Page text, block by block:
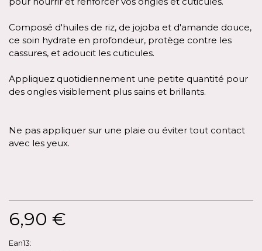
Composé d'huiles de riz, de jojoba et d'amande douce,
ce soin hydrate en profondeur, protège contre les
cassures, et adoucit les cuticules.
Appliquez quotidiennement une petite quantité pour
des ongles visiblement plus sains et brillants.
Ne pas appliquer sur une plaie ou éviter tout contact
avec les yeux.
6,90 €
Ean13: